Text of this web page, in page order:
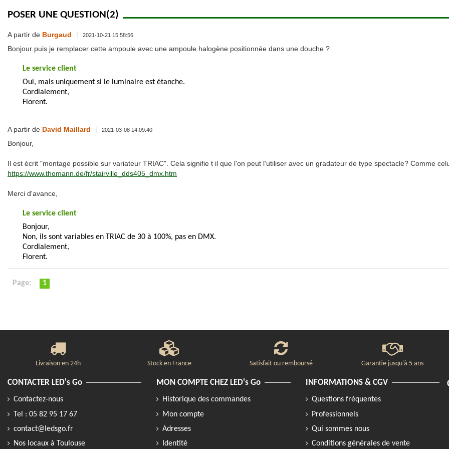
POSER UNE QUESTION(2)
A partir de Burgaud | 2021-10-21 15:58:56
Bonjour puis je remplacer cette ampoule avec une ampoule halogène positionnée dans une douche ?
Le service client
Oui, mais uniquement si le luminaire est étanche.
Cordialement,
Florent.
A partir de David Maillard | 2021-03-08 14:09:40
Bonjour,
Il est écrit "montage possible sur variateur TRIAC". Cela signifie t il que l'on peut l'utiliser avec un gradateur de type spectacle? Comme
https://www.thomann.de/fr/stairville_dds405_dmx.htm
Merci d'avance,
Le service client
Bonjour,
Non, ils sont variables en TRIAC de 30 à 100%, pas en DMX.
Cordialement,
Florent.
Page: 1
Livraison en 24h Stock en France Satisfait ou remboursé Garantie jusqu'à 5 ans
CONTACTER LED's Go
Contactez-nous
Tel : 05 82 95 17 67
contact@ledsgo.fr
Nos locaux à Toulouse
MON COMPTE CHEZ LED's Go
Historique des commandes
Mon compte
Adresses
Identité
INFORMATIONS & CGV
Questions fréquentes
Professionnels
Qui sommes nous
Conditions générales de vente